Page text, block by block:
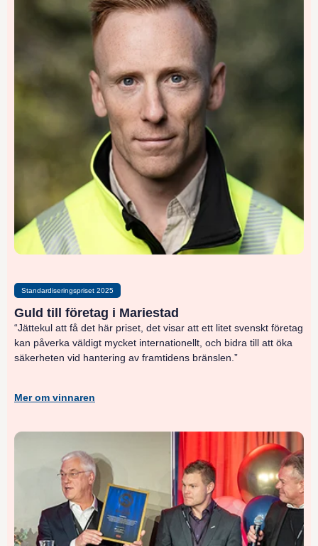
Standardiseringspriset 2025
Guld till företag i Mariestad
“Jättekul att få det här priset, det visar att ett litet svenskt företag
kan påverka väldigt mycket internationellt, och bidra till att öka
säkerheten vid hantering av framtidens bränslen.”
Mer om vinnaren